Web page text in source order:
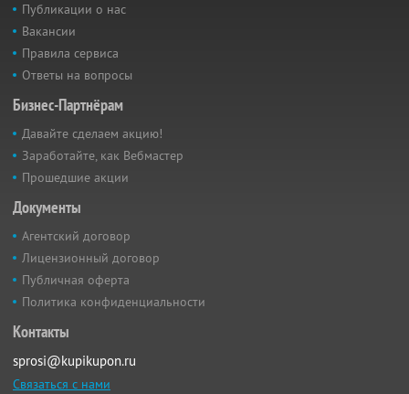
Публикации о нас
Вакансии
Правила сервиса
Ответы на вопросы
Бизнес-Партнёрам
Давайте сделаем акцию!
Заработайте, как Вебмастер
Прошедшие акции
Документы
Агентский договор
Лицензионный договор
Публичная оферта
Политика конфиденциальности
Контакты
sprosi@kupikupon.ru
Связаться с нами